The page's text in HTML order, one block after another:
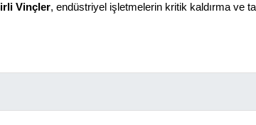
Vinçler, endüstriyel işletmelerin kritik kaldırma ve